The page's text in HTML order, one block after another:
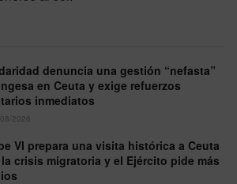
denuncia una gestión “nefasta”
en Ceuta y exige refuerzos
inmediatos
2026
VI prepara una visita histórica a Ceuta
crisis migratoria y el Ejército pide más